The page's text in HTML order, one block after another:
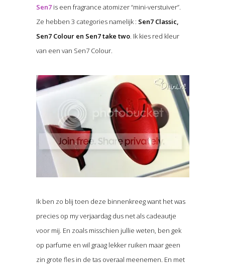
Sen7is een fragrance atomizer “mini-verstuiver”.
Ze hebben 3 categories namelijk : Sen7 Classic,
Sen7 Colour en Sen7 take two. Ik kies red kleur
van een van Sen7 Colour.
Ik ben zo blij toen deze binnenkreeg want het was
precies op my verjaardag dus net als cadeautje
voor mij. En zoals misschien jullie weten, ben gek
op parfume en wil graag lekker ruiken maar geen
zin grote fles in de tas overaal meenemen. En met